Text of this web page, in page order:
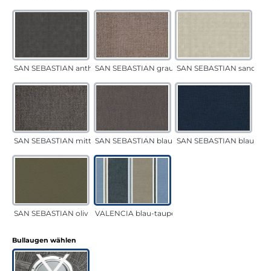
SAN SEBASTIAN anthrazitSAN SEBASTIAN grau-sandSAN SEBASTIAN sand
SAN SEBASTIAN mittelgrauSAN SEBASTIAN blau-sandSAN SEBASTIAN blau
SAN SEBASTIAN oliv VALENCIA blau-taupe
Bullaugen wählen